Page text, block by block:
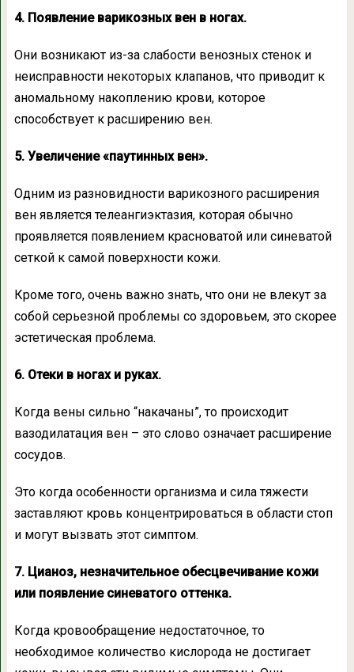
4. Появление варикозных вен в ногах.
Они возникают из-за слабости венозных стенок и
неисправности некоторых клапанов, что приводит к
аномальному накоплению крови, которое
способствует к расширению вен.
5. Увеличение «паутинных вен».
Одним из разновидности варикозного расширения
вен является телеангиэктазия, которая обычно
проявляется появлением красноватой или синеватой
сеткой к самой поверхности кожи.
Кроме того, очень важно знать, что они не влекут за
собой серьезной проблемы со здоровьем, это скорее
эстетическая проблема.
6. Отеки в ногах и руках.
Когда вены сильно “накачаны”, то происходит
вазодилатация вен – это слово означает расширение
сосудов.
Это когда особенности организма и сила тяжести
заставляют кровь концентрироваться в области стоп
и могут вызвать этот симптом.
7. Цианоз, незначительное обесцвечивание кожи
или появление синеватого оттенка.
Когда кровообращение недостаточное, то
необходимое количество кислорода не достигает